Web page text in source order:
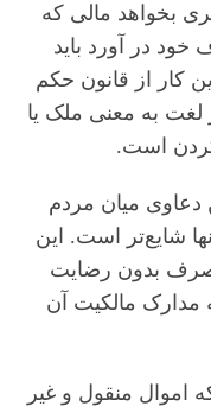
بخواهد مالی که
در آورد باید
کار از قانون حکم
لغت به معنی ملک یا
است.
دعاوی میان مردم
شایع‌تر است. این
بدون رضایت
مالکیت آن
اموال منقول و غیر